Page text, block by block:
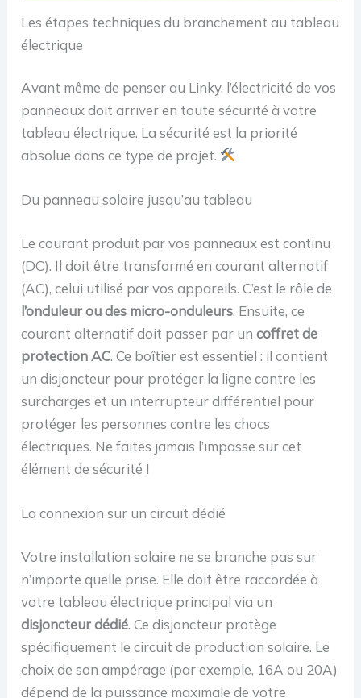
Les étapes techniques du branchement au tableau
électrique
Avant même de penser au Linky, l’électricité de vos
panneaux doit arriver en toute sécurité à votre
tableau électrique. La sécurité est la priorité
absolue dans ce type de projet.
Du panneau solaire jusqu’au tableau
Le courant produit par vos panneaux est continu
(DC). Il doit être transformé en courant alternatif
(AC), celui utilisé par vos appareils. C’est le rôle de
l’onduleur ou des micro-onduleurs. Ensuite, ce
courant alternatif doit passer par uncoffret de
protection AC. Ce boîtier est essentiel : il contient
un disjoncteur pour protéger la ligne contre les
surcharges et un interrupteur différentiel pour
protéger les personnes contre les chocs
électriques. Ne faites jamais l’impasse sur cet
élément de sécurité !
La connexion sur un circuit dédié
Votre installation solaire ne se branche pas sur
n’importe quelle prise. Elle doit être raccordée à
votre tableau électrique principal via un
disjoncteur dédié. Ce disjoncteur protège
spécifiquement le circuit de production solaire. Le
choix de son ampérage (par exemple, 16A ou 20A)
dépend de la puissance maximale de votre